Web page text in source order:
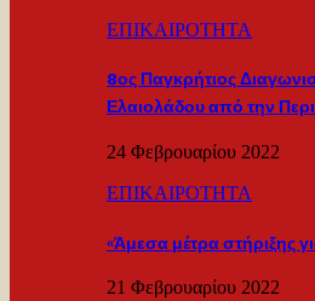
ΕΠΙΚΑΙΡΟΤΗΤΑ
8ος Παγκρήτιος
Ελαιολάδου από την
24 Φεβρουαρίου 2022
ΕΠΙΚΑΙΡΟΤΗΤΑ
«Άμεσα μέτρα στήριξης
21 Φεβρουαρίου 2022